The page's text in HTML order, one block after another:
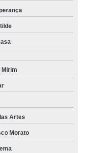
Mirim
Artes
Morato